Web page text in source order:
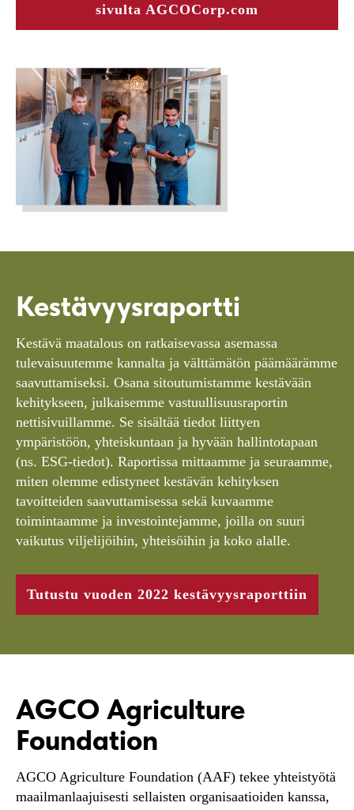
sivulta AGCOCorp.com
Kestävyysraportti
Kestävä maatalous on ratkaisevassa asemassa
tulevaisuutemme kannalta ja välttämätön päämäärämme
saavuttamiseksi. Osana sitoutumistamme kestävään
kehitykseen, julkaisemme vastuullisuusraportin
nettisivuillamme. Se sisältää tiedot liittyen
ympäristöön, yhteiskuntaan ja hyvään hallintotapaan
(ns. ESG-tiedot). Raportissa mittaamme ja seuraamme,
miten olemme edistyneet kestävän kehityksen
tavoitteiden saavuttamisessa sekä kuvaamme
toimintaamme ja investointejamme, joilla on suuri
vaikutus viljelijöihin, yhteisöihin ja koko alalle.
Tutustu vuoden 2022 kestävyysraporttiin
AGCO Agriculture
Foundation
AGCO Agriculture Foundation (AAF) tekee yhteistyötä
maailmanlaajuisesti sellaisten organisaatioiden kanssa,